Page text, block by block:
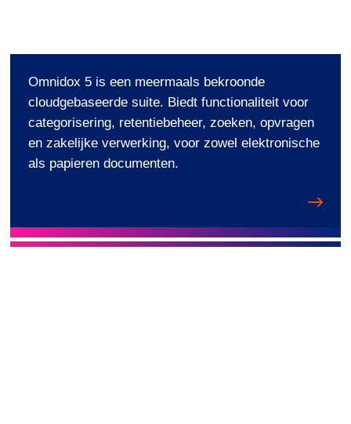
Omnidox 5 is een meermaals bekroonde
cloudgebaseerde suite. Biedt functionaliteit voor
categorisering, retentiebeheer, zoeken, opvragen
en zakelijke verwerking, voor zowel elektronische
als papieren documenten.
O